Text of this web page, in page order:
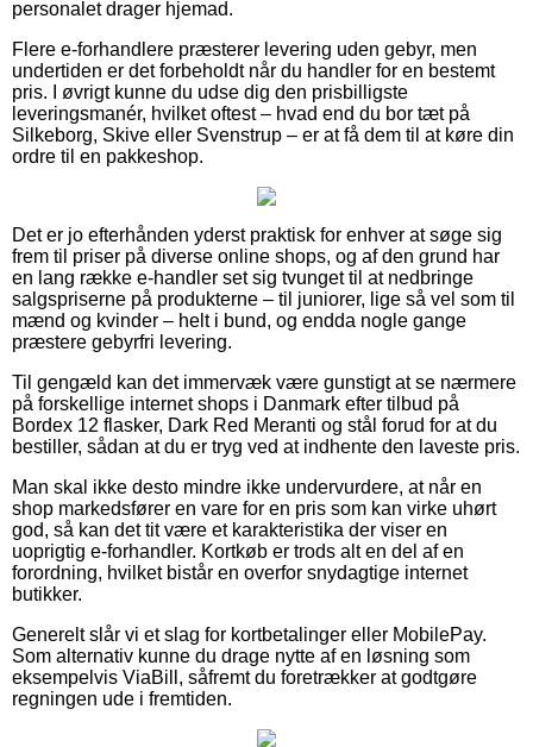
personalet drager hjemad.
Flere e-forhandlere præsterer levering uden gebyr, men
undertiden er det forbeholdt når du handler for en bestemt
pris. I øvrigt kunne du udse dig den prisbilligste
leveringsmanér, hvilket oftest – hvad end du bor tæt på
Silkeborg, Skive eller Svenstrup – er at få dem til at køre din
ordre til en pakkeshop.
Det er jo efterhånden yderst praktisk for enhver at søge sig
frem til priser på diverse online shops, og af den grund har
en lang række e-handler set sig tvunget til at nedbringe
salgspriserne på produkterne – til juniorer, lige så vel som til
mænd og kvinder – helt i bund, og endda nogle gange
præstere gebyrfri levering.
Til gengæld kan det immervæk være gunstigt at se nærmere
på forskellige internet shops i Danmark efter tilbud på
Bordex 12 flasker, Dark Red Meranti og stål forud for at du
bestiller, sådan at du er tryg ved at indhente den laveste pris.
Man skal ikke desto mindre ikke undervurdere, at når en
shop markedsfører en vare for en pris som kan virke uhørt
god, så kan det tit være et karakteristika der viser en
uoprigtig e-forhandler. Kortkøb er trods alt en del af en
forordning, hvilket bistår en overfor snydagtige internet
butikker.
Generelt slår vi et slag for kortbetalinger eller MobilePay.
Som alternativ kunne du drage nytte af en løsning som
eksempelvis ViaBill, såfremt du foretrækker at godtgøre
regningen ude i fremtiden.